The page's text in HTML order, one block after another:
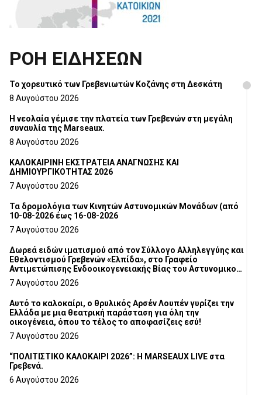
ΡΟΗ ΕΙΔΗΣΕΩΝ
Το χορευτικό των Γρεβενιωτών Κοζάνης στη Δεσκάτη
8 Αυγούστου 2026
Η νεολαία γέμισε την πλατεία των Γρεβενών στη μεγάλη
συναυλία της Marseaux.
8 Αυγούστου 2026
ΚΑΛΟΚΑΙΡΙΝΗ ΕΚΣΤΡΑΤΕΙΑ ΑΝΑΓΝΩΣΗΣ ΚΑΙ
ΔΗΜΙΟΥΡΓΙΚΟΤΗΤΑΣ 2026
7 Αυγούστου 2026
Τα δρομολόγια των Κινητών Αστυνομικών Μονάδων (από
10-08-2026 έως 16-08-2026
7 Αυγούστου 2026
Δωρεά ειδών ιματισμού από τον Σύλλογο Αλληλεγγύης και
Εθελοντισμού Γρεβενών «Ελπίδα», στο Γραφείο
Αντιμετώπισης Ενδοοικογενειακής Βίας του Αστυνομικού
Τμήματος Γρεβενών
7 Αυγούστου 2026
Αυτό το καλοκαίρι, ο θρυλικός Αρσέν Λουπέν γυρίζει την
Ελλάδα με μια θεατρική παράσταση για όλη την
οικογένεια, όπου το τέλος το αποφασίζεις εσύ!
7 Αυγούστου 2026
“ΠΟΛΙΤΙΣΤΙΚΟ ΚΑΛΟΚΑΙΡΙ 2026”: Η MARSEAUX LIVE στα
Γρεβενά.
6 Αυγούστου 2026